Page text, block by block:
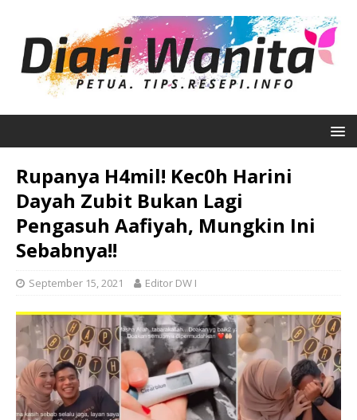
Rupanya H4mil! Kec0h Harini
Dayah Zubit Bukan Lagi
Pengasuh Aafiyah, Mungkin Ini
Sebabnya!!
September 15, 2021 Editor DW I